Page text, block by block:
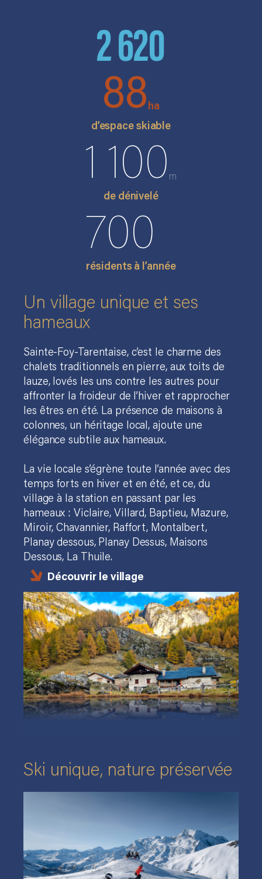
2 620
88ha
d’espace skiable
1 100 m
de dénivelé
700
résidents à l’année
Un village unique et ses
hameaux
Sainte-Foy-Tarentaise, c’est le charme des
chalets traditionnels en pierre, aux toits de
lauze, lovés les uns contre les autres pour
affronter la froideur de l’hiver et rapprocher
les êtres en été. La présence de maisons à
colonnes, un héritage local, ajoute une
élégance subtile aux hameaux.
La vie locale s’égrène toute l’année avec des
temps forts en hiver et en été, et ce, du
village à la station en passant par les
hameaux : Viclaire, Villard, Baptieu, Mazure,
Miroir, Chavannier, Raffort, Montalbert,
Planay dessous, Planay Dessus, Maisons
Dessous, La Thuile.
Découvrir le village
Ski unique, nature préservée